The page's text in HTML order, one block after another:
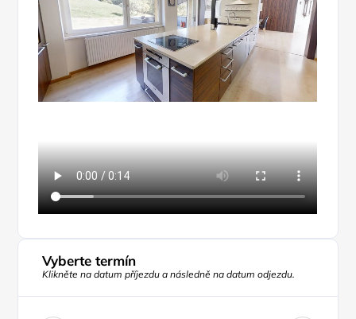
Vyberte termín
Klikněte na datum příjezdu a následně na datum odjezdu.